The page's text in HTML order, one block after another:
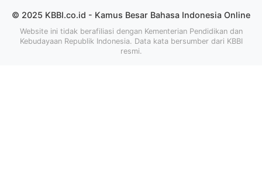
© 2025 KBBI.co.id - Kamus Besar Bahasa Indonesia Online
Website ini tidak berafiliasi dengan Kementerian Pendidikan dan
Kebudayaan Republik Indonesia. Data kata bersumber dari KBBI
resmi.